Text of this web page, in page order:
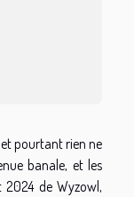
pourtant rien ne
banale, et les
de Wyzowl,